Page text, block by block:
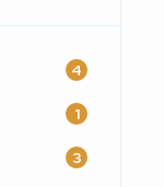
4
1
3